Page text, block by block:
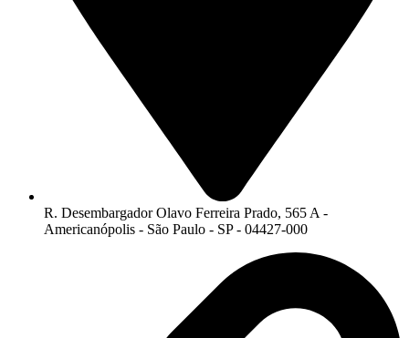
R. Desembargador Olavo Ferreira Prado, 565 A -
Americanópolis - São Paulo - SP - 04427-000